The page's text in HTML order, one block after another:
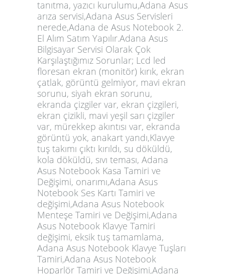
tanıtma, yazıcı kurulumu,Adana Asus
arıza servisi,Adana Asus Servisleri
nerede,Adana de Asus Notebook 2.
El Alım Satım Yapılır.Adana Asus
Bilgisayar Servisi Olarak Çok
Karşılaştığımız Sorunlar; Lcd led
floresan ekran (monitör) kırık, ekran
çatlak, görüntü gelmiyor, mavi ekran
sorunu, siyah ekran sorunu,
ekranda çizgiler var, ekran çizgileri,
ekran çizikli, mavi yeşil sarı çizgiler
var, mürekkep akıntısı var, ekranda
görüntü yok, anakart yandı,Klavye
tuş takımı çıktı kırıldı, su döküldü,
kola döküldü, sıvı teması, Adana
Asus Notebook Kasa Tamiri ve
Değişimi, onarımı,Adana Asus
Notebook Ses Kartı Tamiri ve
değişimi,Adana Asus Notebook
Menteşe Tamiri ve Değişimi,Adana
Asus Notebook Klavye Tamiri
değişimi, eksik tuş tamamlama,
Adana Asus Notebook Klavye Tuşları
Tamiri,Adana Asus Notebook
Hoparlör Tamiri ve Değişimi,Adana